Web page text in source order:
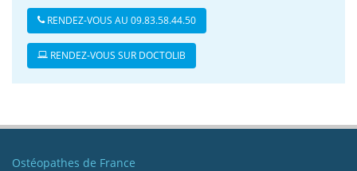
RENDEZ-VOUS AU 09.83.58.44.50
RENDEZ-VOUS SUR DOCTOLIB
Ostéopathes de France